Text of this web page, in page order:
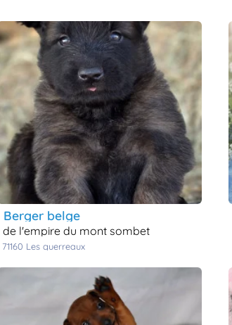
berger belge
de l'empire du mont sombet
71160 les guerreaux